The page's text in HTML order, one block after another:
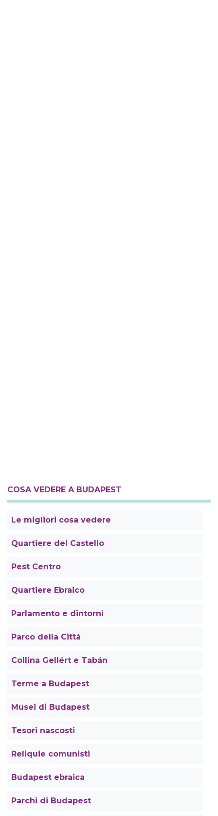
COSA VEDERE A BUDAPEST
Le migliori cosa vedere
Quartiere del Castello
Pest Centro
Quartiere Ebraico
Parlamento e dintorni
Parco della Città
Collina Gellért e Tabán
Terme a Budapest
Musei di Budapest
Tesori nascosti
Reliquie comunisti
Budapest ebraica
Parchi di Budapest